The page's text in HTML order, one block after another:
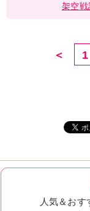
架空
＜ 1